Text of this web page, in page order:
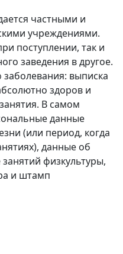
частными и
учреждениями.
поступлении, так и
заведения в другое.
выписка
здоров и
В самом
данные
(или период, когда
данные об
физкультуры,
и штамп